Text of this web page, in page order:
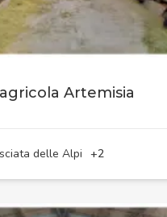
Artemisia
delle Alpi +2